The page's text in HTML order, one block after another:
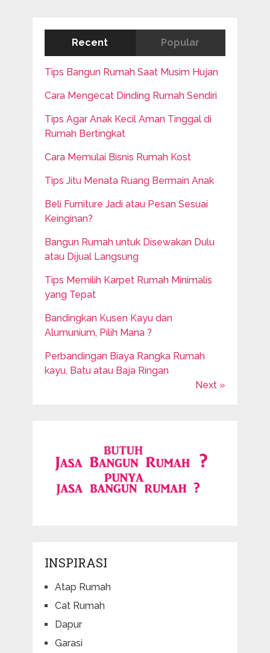
Recent Popular
Tips Bangun Rumah Saat Musim Hujan
Cara Mengecat Dinding Rumah Sendiri
Tips Agar Anak Kecil Aman Tinggal di
Rumah Bertingkat
Cara Memulai Bisnis Rumah Kost
Tips Jitu Menata Ruang Bermain Anak
Beli Furniture Jadi atau Pesan Sesuai
Keinginan?
Bangun Rumah untuk Disewakan Dulu
atau Dijual Langsung
Tips Memilih Karpet Rumah Minimalis
yang Tepat
Bandingkan Kusen Kayu dan
Alumunium, Pilih Mana ?
Perbandingan Biaya Rangka Rumah
kayu, Batu atau Baja Ringan
Next »
INSPIRASI
Atap Rumah
Cat Rumah
Dapur
Garasi